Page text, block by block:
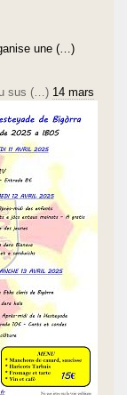
une (…)
sus (…) 14 mars